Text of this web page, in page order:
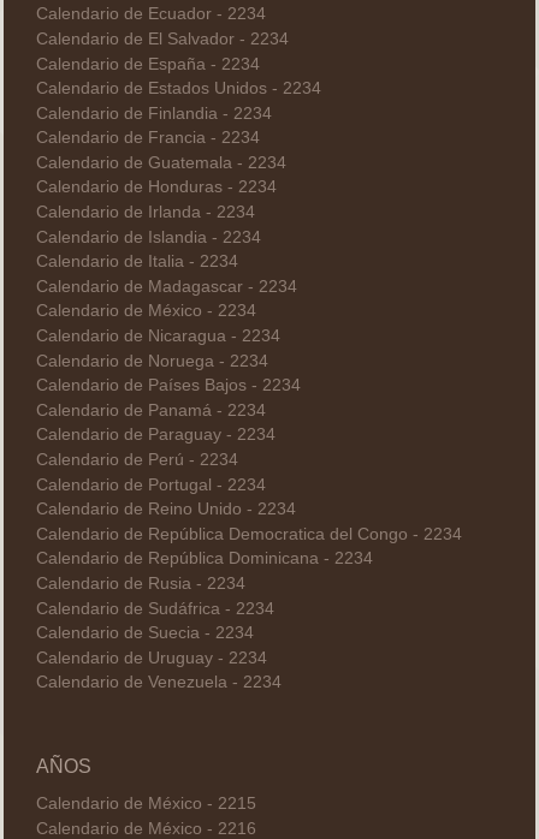
Calendario de Ecuador - 2234
Calendario de El Salvador - 2234
Calendario de España - 2234
Calendario de Estados Unidos - 2234
Calendario de Finlandia - 2234
Calendario de Francia - 2234
Calendario de Guatemala - 2234
Calendario de Honduras - 2234
Calendario de Irlanda - 2234
Calendario de Islandia - 2234
Calendario de Italia - 2234
Calendario de Madagascar - 2234
Calendario de México - 2234
Calendario de Nicaragua - 2234
Calendario de Noruega - 2234
Calendario de Países Bajos - 2234
Calendario de Panamá - 2234
Calendario de Paraguay - 2234
Calendario de Perú - 2234
Calendario de Portugal - 2234
Calendario de Reino Unido - 2234
Calendario de República Democratica del Congo - 2234
Calendario de República Dominicana - 2234
Calendario de Rusia - 2234
Calendario de Sudáfrica - 2234
Calendario de Suecia - 2234
Calendario de Uruguay - 2234
Calendario de Venezuela - 2234
AÑOS
Calendario de México - 2215
Calendario de México - 2216